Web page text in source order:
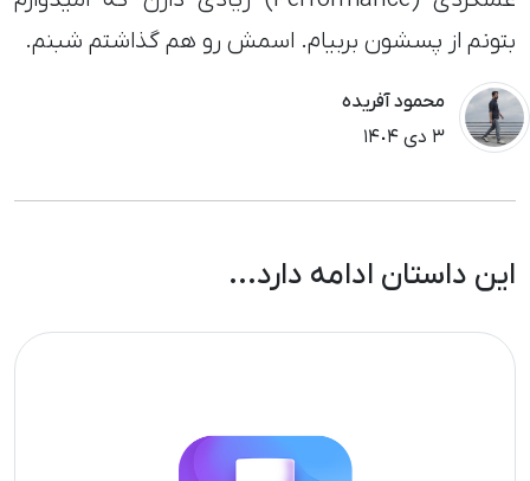
بتونم از پسشون بربیام. اسمش رو هم گذاشتم شبنم.
محمود آفریده
٣ دی ١۴٠۴
این داستان ادامه دارد...